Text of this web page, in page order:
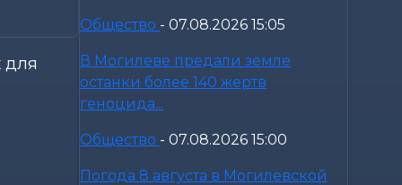
для
Общество - 07.08.2026 15:05
В Могилеве предали земле
останки более 140 жертв
геноцида...
Общество - 07.08.2026 15:00
Погода 8 августа в Могилевской